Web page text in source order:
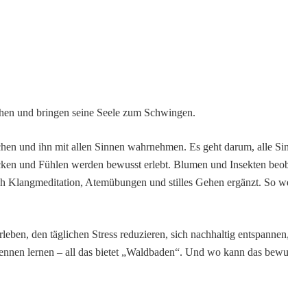
und bringen seine Seele zum Schwingen.
und ihn mit allen Sinnen wahrnehmen. Es geht darum, alle
und Fühlen werden bewusst erlebt. Blumen und Insekten
Klangmeditation, Atemübungen und stilles Gehen ergänzt. So
den täglichen Stress reduzieren, sich nachhaltig
lernen – all das bietet „Waldbaden“. Und wo kann das